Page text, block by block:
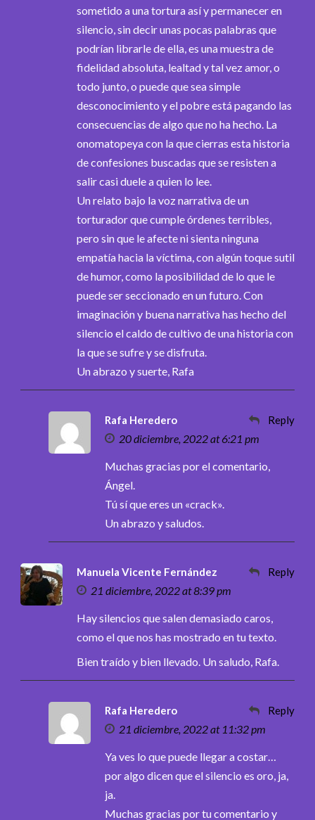
sometido a una tortura así y permanecer en
silencio, sin decir unas pocas palabras que
podrían librarle de ella, es una muestra de
fidelidad absoluta, lealtad y tal vez amor, o
todo junto, o puede que sea simple
desconocimiento y el pobre está pagando las
consecuencias de algo que no ha hecho. La
onomatopeya con la que cierras esta historia
de confesiones buscadas que se resisten a
salir casi duele a quien lo lee.
Un relato bajo la voz narrativa de un
torturador que cumple órdenes terribles,
pero sin que le afecte ni sienta ninguna
empatía hacia la víctima, con algún toque sutil
de humor, como la posibilidad de lo que le
puede ser seccionado en un futuro. Con
imaginación y buena narrativa has hecho del
silencio el caldo de cultivo de una historia con
la que se sufre y se disfruta.
Un abrazo y suerte, Rafa
Rafa Heredero
20 diciembre, 2022 at 6:21 pm
Reply
Muchas gracias por el comentario,
Ángel.
Tú sí que eres un «crack».
Un abrazo y saludos.
Manuela Vicente Fernández
21 diciembre, 2022 at 8:39 pm
Reply
Hay silencios que salen demasiado caros,
como el que nos has mostrado en tu texto.
Bien traído y bien llevado. Un saludo, Rafa.
Rafa Heredero
21 diciembre, 2022 at 11:32 pm
Reply
Ya ves lo que puede llegar a costar…
por algo dicen que el silencio es oro, ja,
ja.
Muchas gracias por tu comentario y